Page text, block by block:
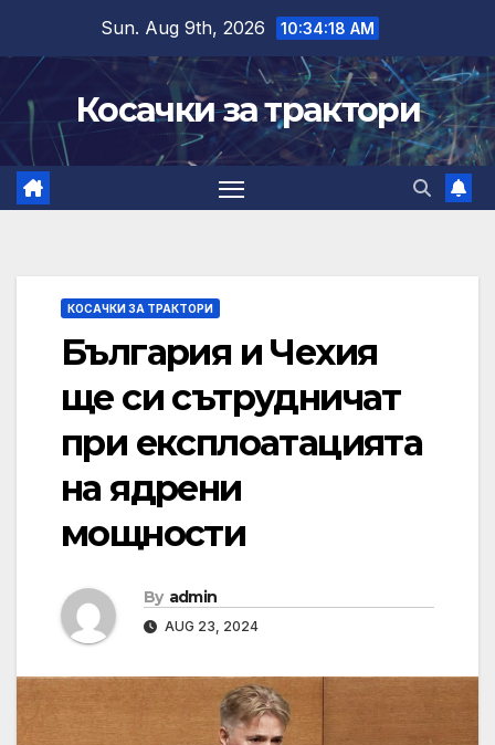
content
Sun. Aug 9th, 2026 10:34:19 AM
Косачки за трактори
КОСАЧКИ ЗА ТРАКТОРИ
България и Чехия
ще си сътрудничат
при експлоатацията
на ядрени
мощности
By admin
AUG 23, 2024